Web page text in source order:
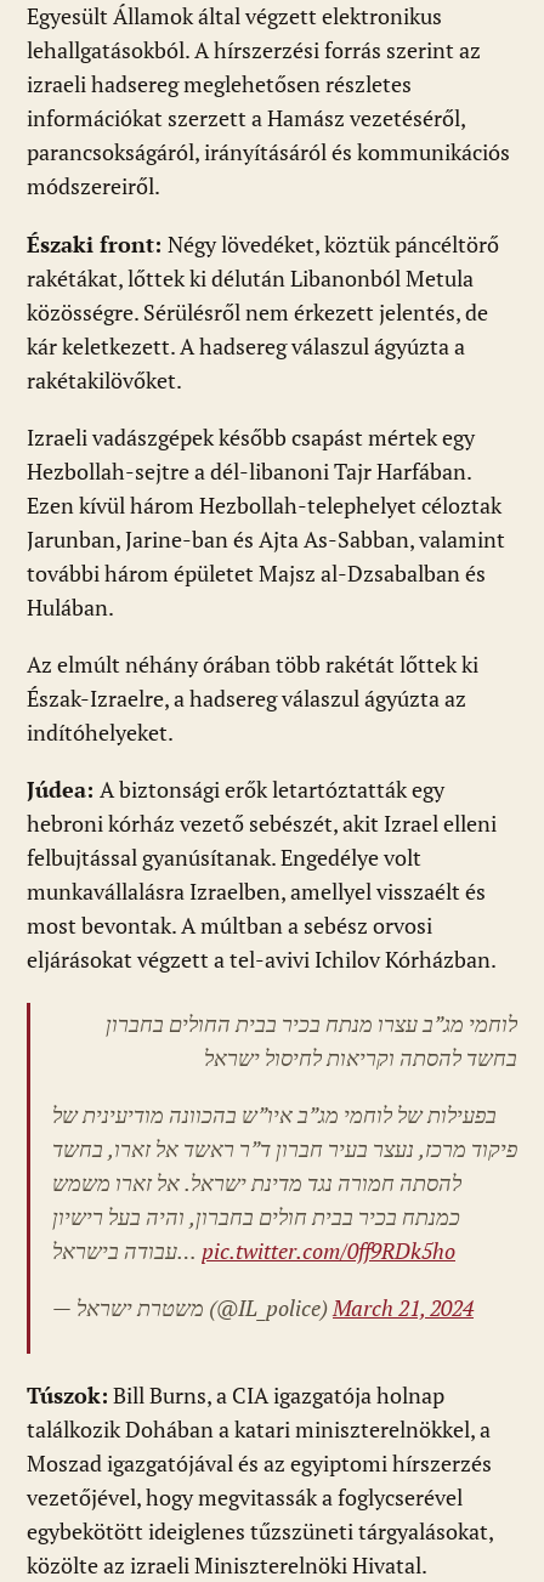
Egyesült Államok által végzett elektronikus
lehallgatásokból. A hírszerzési forrás szerint az
izraeli hadsereg meglehetősen részletes
információkat szerzett a Hamász vezetéséről,
parancsokságáról, irányításáról és kommunikációs
módszereiről.
Északi front: Négy lövedéket, köztük páncéltörő
rakétákat, lőttek ki délután Libanonból Metula
közösségre. Sérülésről nem érkezett jelentés, de
kár keletkezett. A hadsereg válaszul ágyúzta a
rakétakilövőket.
Izraeli vadászgépek később csapást mértek egy
Hezbollah-sejtre a dél-libanoni Tajr Harfában.
Ezen kívül három Hezbollah-telephelyet céloztak
Jarunban, Jarine-ban és Ajta As-Sabban, valamint
további három épületet Majsz al-Dzsabalban és
Hulában.
Az elmúlt néhány órában több rakétát lőttek ki
Észak-Izraelre, a hadsereg válaszul ágyúzta az
indítóhelyeket.
Júdea: A biztonsági erők letartóztatták egy
hebroni kórház vezető sebészét, akit Izrael elleni
felbujtással gyanúsítanak. Engedélye volt
munkavállalásra Izraelben, amellyel visszaélt és
most bevontak. A múltban a sebész orvosi
eljárásokat végzett a tel-avivi Ichilov Kórházban.
לוחמי מג”ב עצרו מנתח בכיר בבית החולים בחברון
בחשד להסתה וקריאות לחיסול ישראל
בפעילות של לוחמי מג”ב איו”ש בהכוונה מודיעינית של
פיקוד מרכז, נעצר בעיר חברון ד”ר ראשד אל זארו, בחשד
להסתה חמורה נגד מדינת ישראל. אל זארו משמש
כמנתח בכיר בבית חולים בחברון, והיה בעל רישיון
עבודה בישראל… pic.twitter.com/0ff9RDk5ho
— משטרת ישראל (@IL_police)March 21, 2024
Túszok: Bill Burns, a CIA igazgatója holnap
találkozik Dohában a katari miniszterelnökkel, a
Moszad igazgatójával és az egyiptomi hírszerzés
vezetőjével, hogy megvitassák a foglycserével
egybekötött ideiglenes tűzszüneti tárgyalásokat,
közölte az izraeli Miniszterelnöki Hivatal.